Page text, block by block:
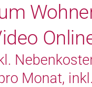
Monat,